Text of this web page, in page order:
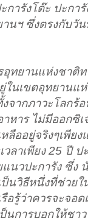
การังโต๊ะ ปะกา
นฯ ซึ่งตรงกับวั
ทยานแห่งชาติท
ในเขตอุทยานแ
จากภาวะโลกร้
หาร ไม่มีออกซิ
ลืออยู่จริงๆเพียง
ลาเพียง 25 ปี ป
นวปะการัง ซึ่ง
ป็นวิธีหนึ่งที่ช่วยใ
อรู้ว่าควรจะจอด
นการบอกให้ชา